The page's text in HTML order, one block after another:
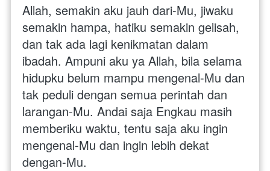
Allah, semakin aku jauh dari-Mu, jiwaku
semakin hampa, hatiku semakin gelisah,
dan tak ada lagi kenikmatan dalam
ibadah. Ampuni aku ya Allah, bila selama
hidupku belum mampu mengenal-Mu dan
tak peduli dengan semua perintah dan
larangan-Mu. Andai saja Engkau masih
memberiku waktu, tentu saja aku ingin
mengenal-Mu dan ingin lebih dekat
dengan-Mu.